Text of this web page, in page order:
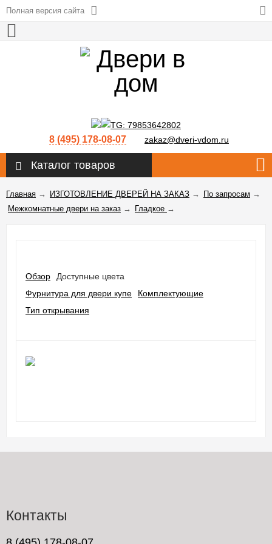
Полная версия сайта
8 (495) 178-08-07 zakaz@dveri-vdom.ru
Каталог товаров
Главная → ИЗГОТОВЛЕНИЕ ДВЕРЕЙ НА ЗАКАЗ → По запросам →
Межкомнатные двери на заказ → Гладкое →
Обзор
Доступные цвета
Фурнитура для двери купе​
Комплектующие
Тип открывания
Контакты